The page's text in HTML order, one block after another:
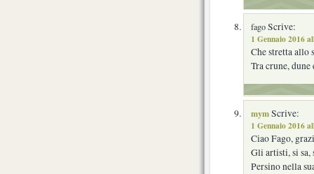
fagoScrive:
1 Gennaio 2016
Che stretta
Tra crune,
mymScrive:
1 Gennaio 2016
Ciao Fago,
Gli artisti, si sa,
Persino nella